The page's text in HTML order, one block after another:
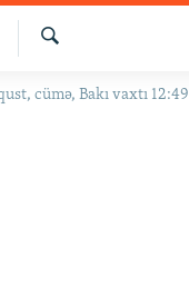
cümə, Bakı vaxtı 12:49